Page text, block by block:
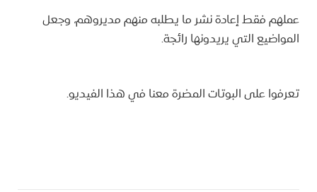
عملهم فقط إعادة نشر ما يطلبه منهم مديروهم، وجعل
المواضيع التي يريدونها رائجة.
تعرفوا على البوتات المضرة معنا في هذا الفيديو.